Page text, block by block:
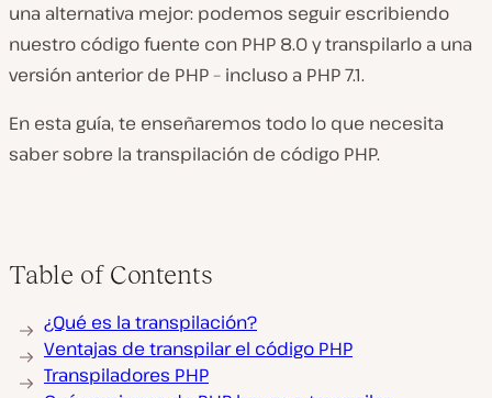
una alternativa mejor: podemos seguir escribiendo
nuestro código fuente con PHP 8.0 y transpilarlo a una
versión anterior de PHP – incluso a PHP 7.1.
En esta guía, te enseñaremos todo lo que necesita
saber sobre la transpilación de código PHP.
Table of Contents
¿Qué es la transpilación?
Ventajas de transpilar el código PHP
Transpiladores PHP